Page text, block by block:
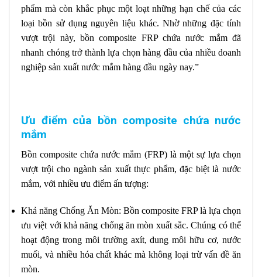
phẩm mà còn khắc phục một loạt những hạn chế của các
loại bồn sử dụng nguyên liệu khác. Nhờ những đặc tính
vượt trội này, bồn composite FRP chứa nước mắm đã
nhanh chóng trở thành lựa chọn hàng đầu của nhiều doanh
nghiệp sản xuất nước mắm hàng đầu ngày nay.”
Ưu điểm của bồn composite chứa nước
mắm
Bồn composite chứa nước mắm (FRP) là một sự lựa chọn
vượt trội cho ngành sản xuất thực phẩm, đặc biệt là nước
mắm, với nhiều ưu điểm ấn tượng:
Khả năng Chống Ăn Mòn: Bồn composite FRP là lựa chọn
ưu việt với khả năng chống ăn mòn xuất sắc. Chúng có thể
hoạt động trong môi trường axít, dung môi hữu cơ, nước
muối, và nhiều hóa chất khác mà không loại trừ vấn đề ăn
mòn.